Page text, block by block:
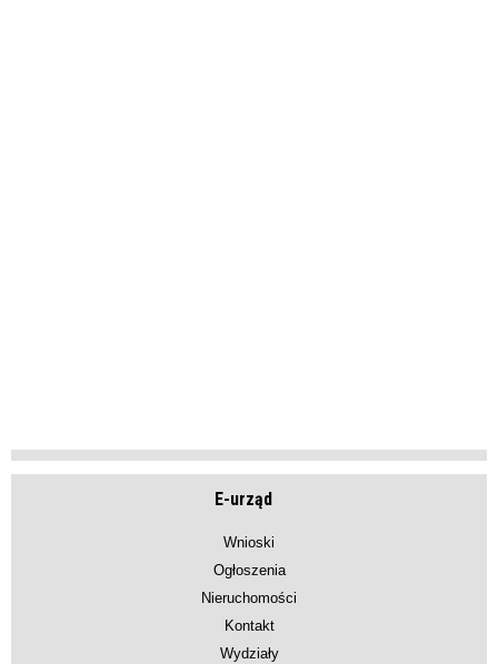
E-urząd
Wnioski
Ogłoszenia
Nieruchomości
Kontakt
Wydziały